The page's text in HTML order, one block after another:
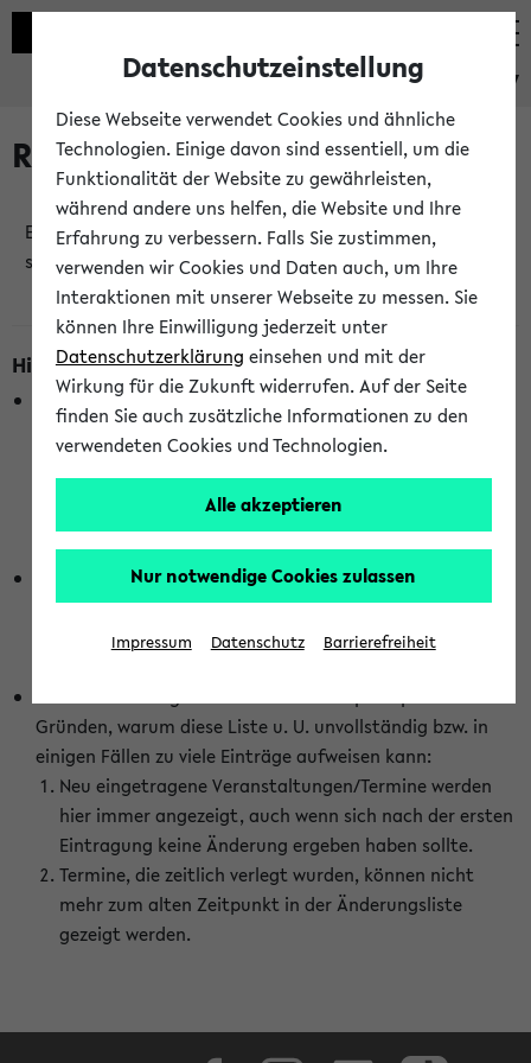
eKVV
Raumänderungen
Es wurden keine Raumänderungen an jetzt
stattfindenden Veranstaltungen gefunden!
Hinweise zur Liste der Raumänderungen
In dieser Liste werden nur Veranstaltungstermine
berücksichtigt, die gerade oder innerhalb der nächsten 2
Stunden stattfinden. Berücksichtigt werden nur Termine,
wurden. Die Anzeige ist semesterübergreifend und nicht
abhängig vom im eKVV gewählten Semester.
Die hier gezeigte Liste von Raumänderungen kann nur
vollständig sein, wenn den Fakultäten von den Lehrenden
die Änderungen zeitnah mitgeteilt und diese Änderungen
Gründen, warum diese Liste u. U. unvollständig bzw. in
einigen Fällen zu viele Einträge aufweisen kann:
Neu eingetragene Veranstaltungen/Termine werden
hier immer angezeigt, auch wenn sich nach der ersten
Eintragung keine Änderung ergeben haben sollte.
Termine, die zeitlich verlegt wurden, können nicht
mehr zum alten Zeitpunkt in der Änderungsliste
gezeigt werden.
Datenschutzeinstellung
Diese Webseite verwendet Cookies und ähnliche
Technologien. Einige davon sind essentiell, um die
Funktionalität der Website zu gewährleisten,
während andere uns helfen, die Website und Ihre
Erfahrung zu verbessern. Falls Sie zustimmen,
verwenden wir Cookies und Daten auch, um Ihre
Interaktionen mit unserer Webseite zu messen. Sie
können Ihre Einwilligung jederzeit unter
Datenschutzerklärung einsehen und mit der
Wirkung für die Zukunft widerrufen. Auf der Seite
finden Sie auch zusätzliche Informationen zu den
verwendeten Cookies und Technologien.
Alle akzeptieren
Nur notwendige Cookies zulassen
Impressum Datenschutz Barrierefreiheit